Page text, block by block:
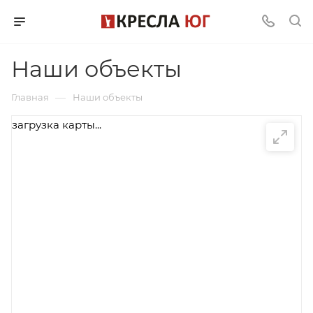
Наши объекты
Главная — Наши объекты
загрузка карты...